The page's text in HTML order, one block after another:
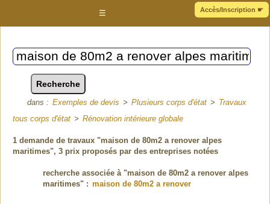
Accès/Inscription ☛
☰
dans : Exemples de devis > Plusieurs corps d'état > Travaux
tous corps d'état > Rénovation intérieure globale
1 demande de travaux "maison de 80m2 a renover alpes
maritimes", 3 prix proposés par des entreprises notées
recherche associée à "maison de 80m2 a renover alpes
maritimes" : maison de 80m2 a renover